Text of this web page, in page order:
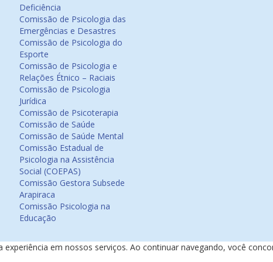
Deficiência
Comissão de Psicologia das
Emergências e Desastres
Comissão de Psicologia do
Esporte
Comissão de Psicologia e
Relações Étnico – Raciais
Comissão de Psicologia
Jurídica
Comissão de Psicoterapia
Comissão de Saúde
Comissão de Saúde Mental
Comissão Estadual de
Psicologia na Assistência
Social (COEPAS)
Comissão Gestora Subsede
Arapiraca
Comissão Psicologia na
Educação
em nossos serviços. Ao continuar navegando, você